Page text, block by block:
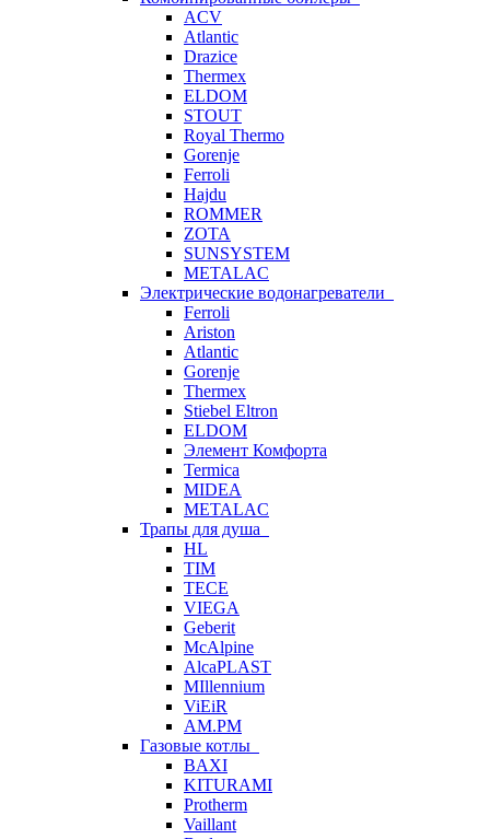
ACV
Atlantic
Drazice
Thermex
ELDOM
STOUT
Royal Thermo
Gorenje
Ferroli
Hajdu
ROMMER
ZOTA
SUNSYSTEM
METALAC
Электрические водонагреватели
Ferroli
Ariston
Atlantic
Gorenje
Thermex
Stiebel Eltron
ELDOM
Элемент Комфорта
Termica
MIDEA
METALAC
Трапы для душа
HL
TIM
TECE
VIEGA
Geberit
McAlpine
AlcaPLAST
MIllennium
ViEiR
AM.PM
Газовые котлы
BAXI
KITURAMI
Protherm
Vaillant